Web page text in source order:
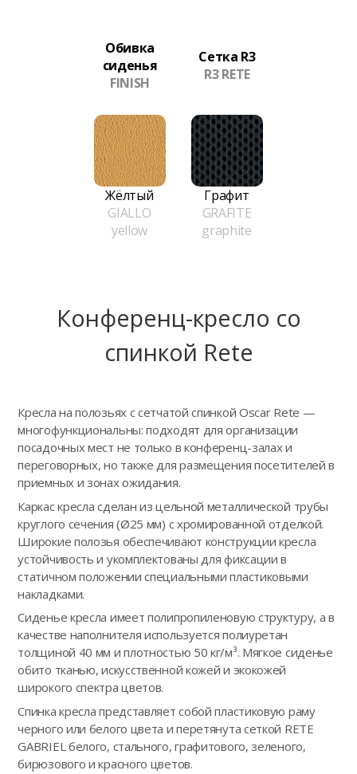
Обивка
сиденья
FINISH
Сетка R3
R3 RETE
Жёлтый
GIALLO
yellow
Графит
GRAFITE
graphite
Конференц-кресло сo
спинкой Rete
Кресла на полозьях с сетчатой спинкой Oscar Rete —
многофункциональны: подходят для организации
посадочных мест не только в конференц-залах и
переговорных, но также для размещения посетителей в
приемных и зонах ожидания.
Каркас кресла сделан из цельной металлической трубы
круглого сечения (Ø25 мм) с хромированной отделкой.
Широкие полозья обеспечивают конструкции кресла
устойчивость и укомплектованы для фиксации в
статичном положении специальными пластиковыми
накладками.
Сиденье кресла имеет полипропиленовую структуру, а в
качестве наполнителя используется полиуретан
толщиной 40 мм и плотностью 50 кг/м³. Мягкое сиденье
обито тканью, искусственной кожей и экокожей
широкого спектра цветов.
Спинка кресла представляет собой пластиковую раму
черного или белого цвета и перетянута сеткой RETE
GABRIEL белого, стального, графитового, зеленого,
бирюзового и красного цветов.